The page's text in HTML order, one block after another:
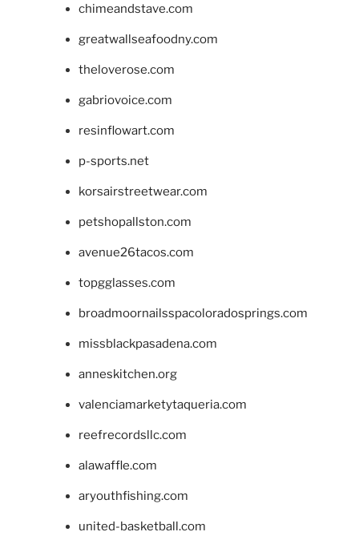
chimeandstave.com
greatwallseafoodny.com
theloverose.com
gabriovoice.com
resinflowart.com
p-sports.net
korsairstreetwear.com
petshopallston.com
avenue26tacos.com
topgglasses.com
broadmoornailsspacoloradosprings.com
missblackpasadena.com
anneskitchen.org
valenciamarketytaqueria.com
reefrecordsllc.com
alawaffle.com
aryouthfishing.com
united-basketball.com